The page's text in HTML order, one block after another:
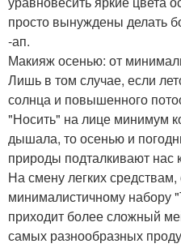
просто вынуждены делать
-ап.
Макияж осенью: от
Лишь в том случае, если
солнца и повышенного
"Носить" на лице минимум
дышала, то осенью и
природы подталкивают нас
На смену легких средствам,
минималистичному набору
приходит более сложный
самых разнообразных